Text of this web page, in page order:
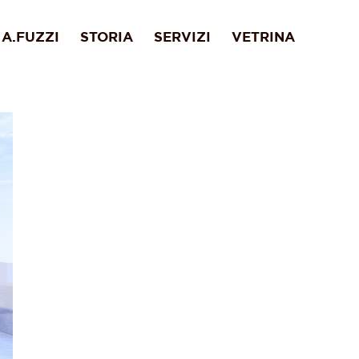
A.FUZZI STORIA SERVIZI VETRINA